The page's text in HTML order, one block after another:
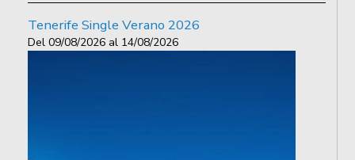
Tenerife Single Verano 2026
Del09/08/2026 al 14/08/2026